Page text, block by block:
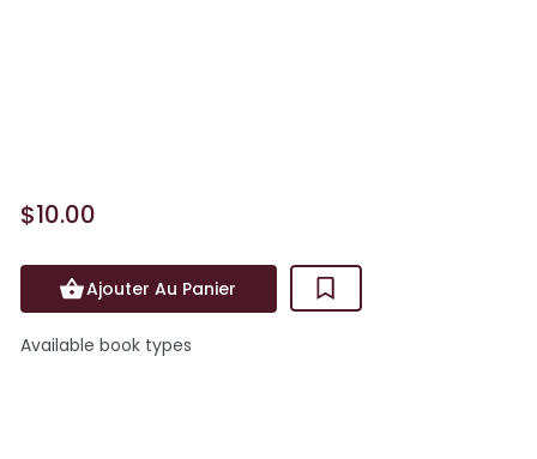
$10.00
Ajouter Au Panier
Available book types